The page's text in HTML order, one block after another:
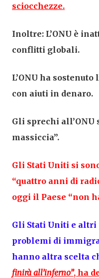
sciocchezze.
Inoltre: L’ONU è
conflitti globali.
L’ONU ha
con aiuti in denaro.
Gli sprechi all’ONU
massiccia”.
Gli Stati Uniti si
“quattro anni di
oggi il Paese “non
Gli Stati Uniti e
problemi di
hanno altra scelta
finirà all’inferno”, ha